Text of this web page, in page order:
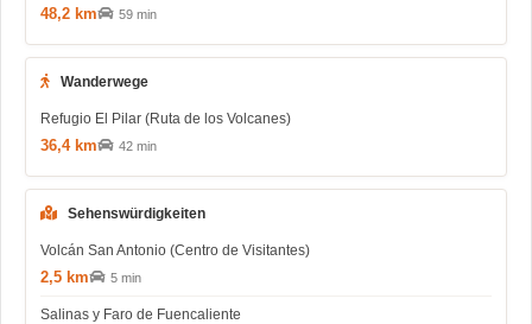
48,2 km 59 min
Wanderwege
Refugio El Pilar (Ruta de los Volcanes)
36,4 km 42 min
Sehenswürdigkeiten
Volcán San Antonio (Centro de Visitantes)
2,5 km 5 min
Salinas y Faro de Fuencaliente